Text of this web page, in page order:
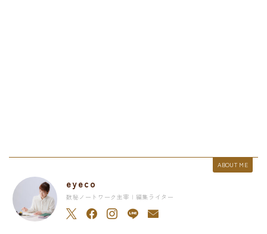
ABOUT ME
eyeco
数秘ノートワーク主宰 | 編集ライター